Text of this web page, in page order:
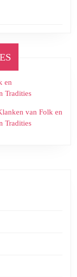
en
Tradities
van Folk en
Tradities